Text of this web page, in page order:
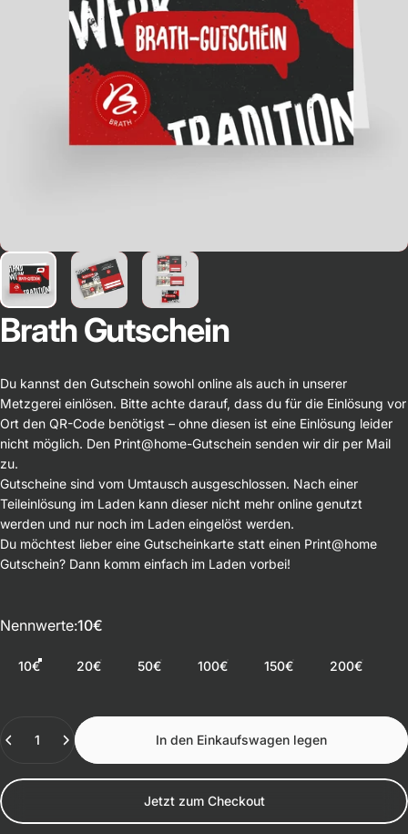
BrathGutschein
Du kannst den Gutschein sowohl online als auch in unserer
Metzgerei einlösen. Bitte achte darauf, dass du für die Einlösung vor
Ort den QR-Code benötigst – ohne diesen ist eine Einlösung leider
nicht möglich. Den Print@home-Gutschein senden wir dir per Mail
zu.
Gutscheine sind vom Umtausch ausgeschlossen. Nach einer
Teileinlösung im Laden kann dieser nicht mehr online genutzt
werden und nur noch im Laden eingelöst werden.
Du möchtest lieber eine Gutscheinkarte statt einen Print@home
Gutschein? Dann komm einfach im Laden vorbei!
Nennwerte
Nennwerte:10€
10€ 20€ 50€ 100€ 150€ 200€
In den Einkaufswagen legen
Jetzt zum Checkout